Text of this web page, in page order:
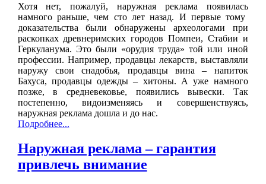
Хотя нет, пожалуй, наружная реклама появилась
намного раньше, чем сто лет назад. И первые тому
доказательства были обнаружены археологами при
раскопках древнеримских городов Помпеи, Стабии и
Геркуланума. Это были «орудия труда» той или иной
профессии. Например, продавцы лекарств, выставляли
наружу свои снадобья, продавцы вина – напиток
Бахуса, продавцы одежды – хитоны. А уже намного
позже, в средневековье, появились вывески. Так
постепенно, видоизменяясь и совершенствуясь,
наружная реклама дошла и до нас.
Подробнее...
Наружная реклама – гарантия
привлечь внимание